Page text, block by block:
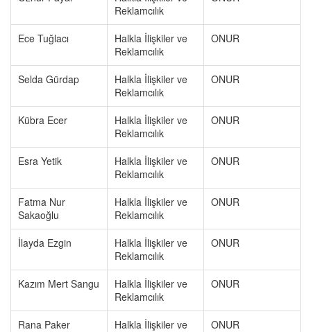
Reklamcılık
Ece Tuğlacı
Halkla İlişkiler ve
Reklamcılık
ONUR
Selda Gürdap
Halkla İlişkiler ve
Reklamcılık
ONUR
Kübra Ecer
Halkla İlişkiler ve
Reklamcılık
ONUR
Esra Yetik
Halkla İlişkiler ve
Reklamcılık
ONUR
Fatma Nur
Sakaoğlu
Halkla İlişkiler ve
Reklamcılık
ONUR
İlayda Ezgin
Halkla İlişkiler ve
Reklamcılık
ONUR
Kazım Mert Sangu
Halkla İlişkiler ve
Reklamcılık
ONUR
Rana Paker
Halkla İlişkiler ve
ONUR